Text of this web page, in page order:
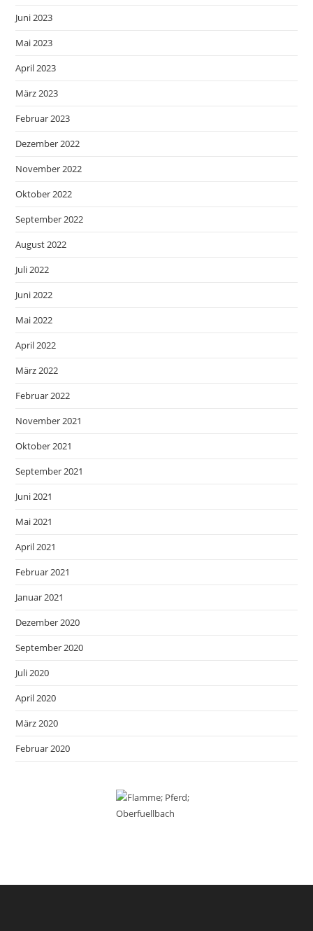
Juni 2023
Mai 2023
April 2023
März 2023
Februar 2023
Dezember 2022
November 2022
Oktober 2022
September 2022
August 2022
Juli 2022
Juni 2022
Mai 2022
April 2022
März 2022
Februar 2022
November 2021
Oktober 2021
September 2021
Juni 2021
Mai 2021
April 2021
Februar 2021
Januar 2021
Dezember 2020
September 2020
Juli 2020
April 2020
März 2020
Februar 2020